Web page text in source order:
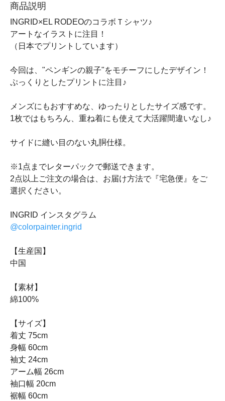
商品説明
INGRID×EL RODEOのコラボＴシャツ♪
アートなイラストに注目！
（日本でプリントしています）
今回は、"ペンギンの親子"をモチーフにしたデザイン！
ぷっくりとしたプリントに注目♪
メンズにもおすすめな、ゆったりとしたサイズ感です。
1枚ではもちろん、重ね着にも使えて大活躍間違いなし♪
サイドに縫い目のない丸胴仕様。
※1点までレターパックで郵送できます。
2点以上ご注文の場合は、お届け方法で『宅急便』をご
選択ください。
INGRID インスタグラム
@colorpainter.ingrid
【生産国】
中国
【素材】
綿100%
【サイズ】
着丈 75cm
身幅 60cm
袖丈 24cm
アーム幅 26cm
袖口幅 20cm
裾幅 60cm